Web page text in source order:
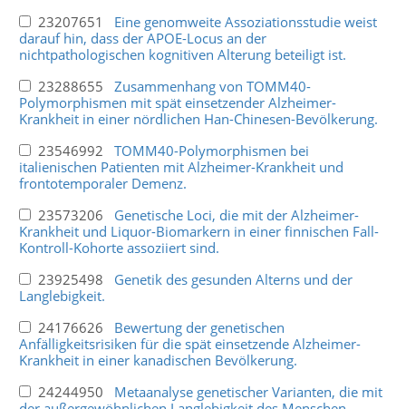
23207651 Eine genomweite Assoziationsstudie weist
darauf hin, dass der APOE-Locus an der
nichtpathologischen kognitiven Alterung beteiligt ist.
23288655 Zusammenhang von TOMM40-
Polymorphismen mit spät einsetzender Alzheimer-
Krankheit in einer nördlichen Han-Chinesen-Bevölkerung.
23546992 TOMM40-Polymorphismen bei
italienischen Patienten mit Alzheimer-Krankheit und
frontotemporaler Demenz.
23573206 Genetische Loci, die mit der Alzheimer-
Krankheit und Liquor-Biomarkern in einer finnischen Fall-
Kontroll-Kohorte assoziiert sind.
23925498 Genetik des gesunden Alterns und der
Langlebigkeit.
24176626 Bewertung der genetischen
Anfälligkeitsrisiken für die spät einsetzende Alzheimer-
Krankheit in einer kanadischen Bevölkerung.
24244950 Metaanalyse genetischer Varianten, die mit